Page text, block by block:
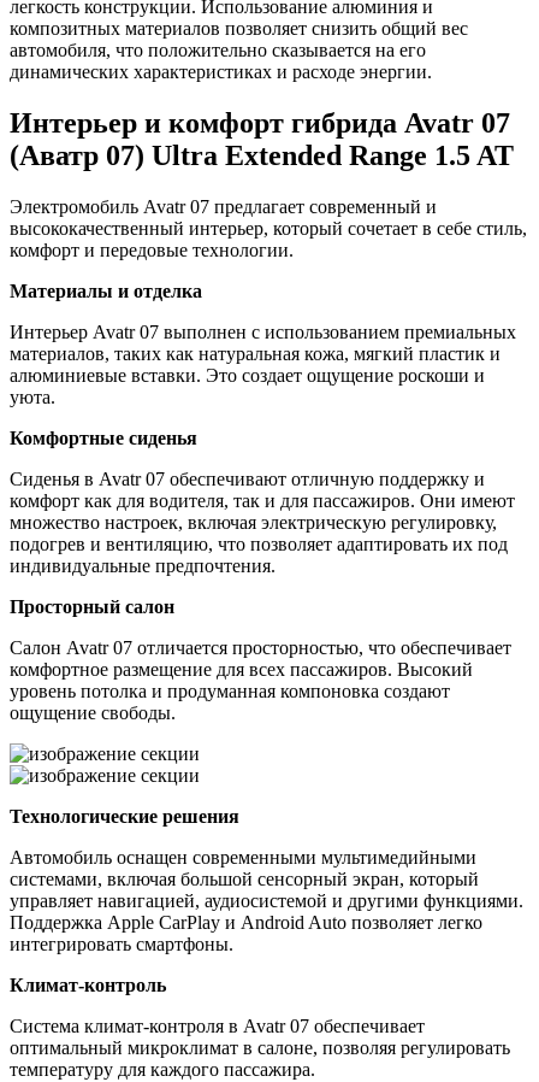
легкость конструкции. Использование алюминия и
композитных материалов позволяет снизить общий вес
автомобиля, что положительно сказывается на его
динамических характеристиках и расходе энергии.
Интерьер и комфорт гибрида Avatr 07
(Аватр 07) Ultra Extended Range 1.5 AT
Электромобиль Avatr 07 предлагает современный и
высококачественный интерьер, который сочетает в себе стиль,
комфорт и передовые технологии.
Материалы и отделка
Интерьер Avatr 07 выполнен с использованием премиальных
материалов, таких как натуральная кожа, мягкий пластик и
алюминиевые вставки. Это создает ощущение роскоши и
уюта.
Комфортные сиденья
Сиденья в Avatr 07 обеспечивают отличную поддержку и
комфорт как для водителя, так и для пассажиров. Они имеют
множество настроек, включая электрическую регулировку,
подогрев и вентиляцию, что позволяет адаптировать их под
индивидуальные предпочтения.
Просторный салон
Салон Avatr 07 отличается просторностью, что обеспечивает
комфортное размещение для всех пассажиров. Высокий
уровень потолка и продуманная компоновка создают
ощущение свободы.
Технологические решения
Автомобиль оснащен современными мультимедийными
системами, включая большой сенсорный экран, который
управляет навигацией, аудиосистемой и другими функциями.
Поддержка Apple CarPlay и Android Auto позволяет легко
интегрировать смартфоны.
Климат-контроль
Система климат-контроля в Avatr 07 обеспечивает
оптимальный микроклимат в салоне, позволяя регулировать
температуру для каждого пассажира.